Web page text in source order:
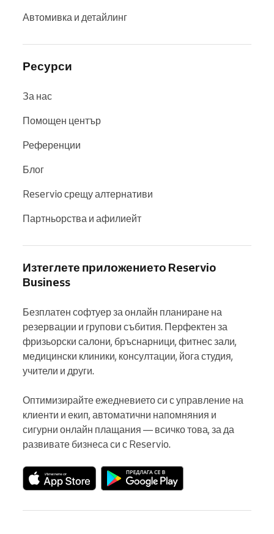
Автомивка и детайлинг
Ресурси
За нас
Помощен център
Референции
Блог
Reservio срещу алтернативи
Партньорства и афилиейт
Изтеглете приложението Reservio
Business
Безплатен софтуер за онлайн планиране на
резервации и групови събития. Перфектен за
фризьорски салони, бръснарници, фитнес зали,
медицински клиники, консултации, йога студия,
учители и други.
Оптимизирайте ежедневието си с управление на
клиенти и екип, автоматични напомняния и
сигурни онлайн плащания — всичко това, за да
развивате бизнеса си с Reservio.